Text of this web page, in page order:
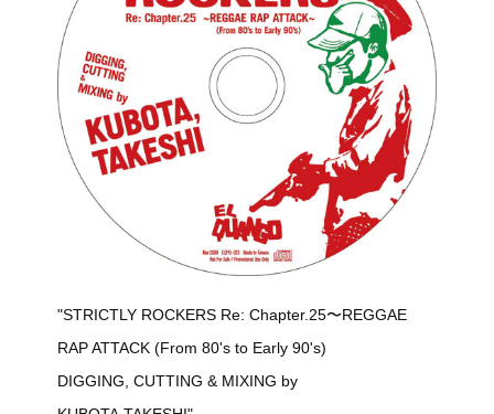
"STRICTLY ROCKERS Re: Chapter.25〜REGGAE
RAP ATTACK (From 80's to Early 90's)
DIGGING, CUTTING & MIXING by